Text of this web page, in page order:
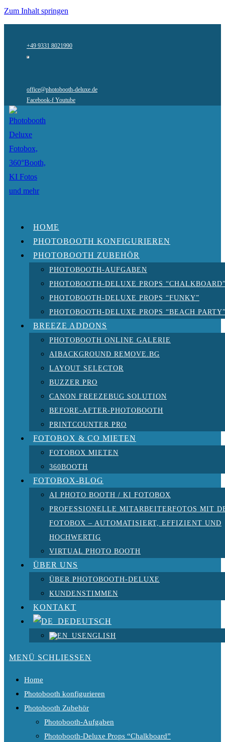
Zum Inhalt springen
+49 9331 8021990
office@photobooth-deluxe.de
Facebook-f Youtube
HOME
PHOTOBOOTH KONFIGURIEREN
PHOTOBOOTH ZUBEHÖR
PHOTOBOOTH-AUFGABEN
PHOTOBOOTH-DELUXE PROPS
PHOTOBOOTH-DELUXE PROPS “FUNKY”
PHOTOBOOTH-DELUXE PROPS “BEACH
BREEZE ADDONS
PHOTOBOOTH ONLINE GALERIE
AIBACKGROUND REMOVE.BG
LAYOUT SELECTOR
BUZZER PRO
CANON FREEZEBUG SOLUTION
BEFORE-AFTER-PHOTOBOOTH
PRINTCOUNTER PRO
FOTOBOX & CO MIETEN
FOTOBOX MIETEN
360BOOTH
FOTOBOX-BLOG
AI PHOTO BOOTH / KI FOTOBOX
PROFESSIONELLE MITARBEITERFOTOS MIT
FOTOBOX – AUTOMATISIERT, EFFIZIENT UND
HOCHWERTIG
VIRTUAL PHOTO BOOTH
ÜBER UNS
ÜBER PHOTOBOOTH-DELUXE
KUNDENSTIMMEN
KONTAKT
DEUTSCH
ENGLISH
MENÜ SCHLIESSEN
Home
Photobooth konfigurieren
Photobooth Zubehör
Photobooth-Aufgaben
Photobooth-Deluxe Props “Chalkboard”